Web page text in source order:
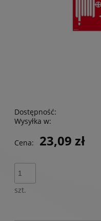
Dostępność:
Wysyłka w:
Cena: 23,09 zł
szt.